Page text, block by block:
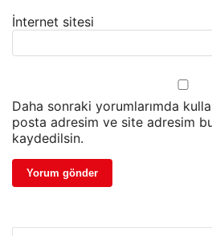
İnternet sitesi
Daha sonraki yorumlarımda
posta adresim ve site adresim
kaydedilsin.